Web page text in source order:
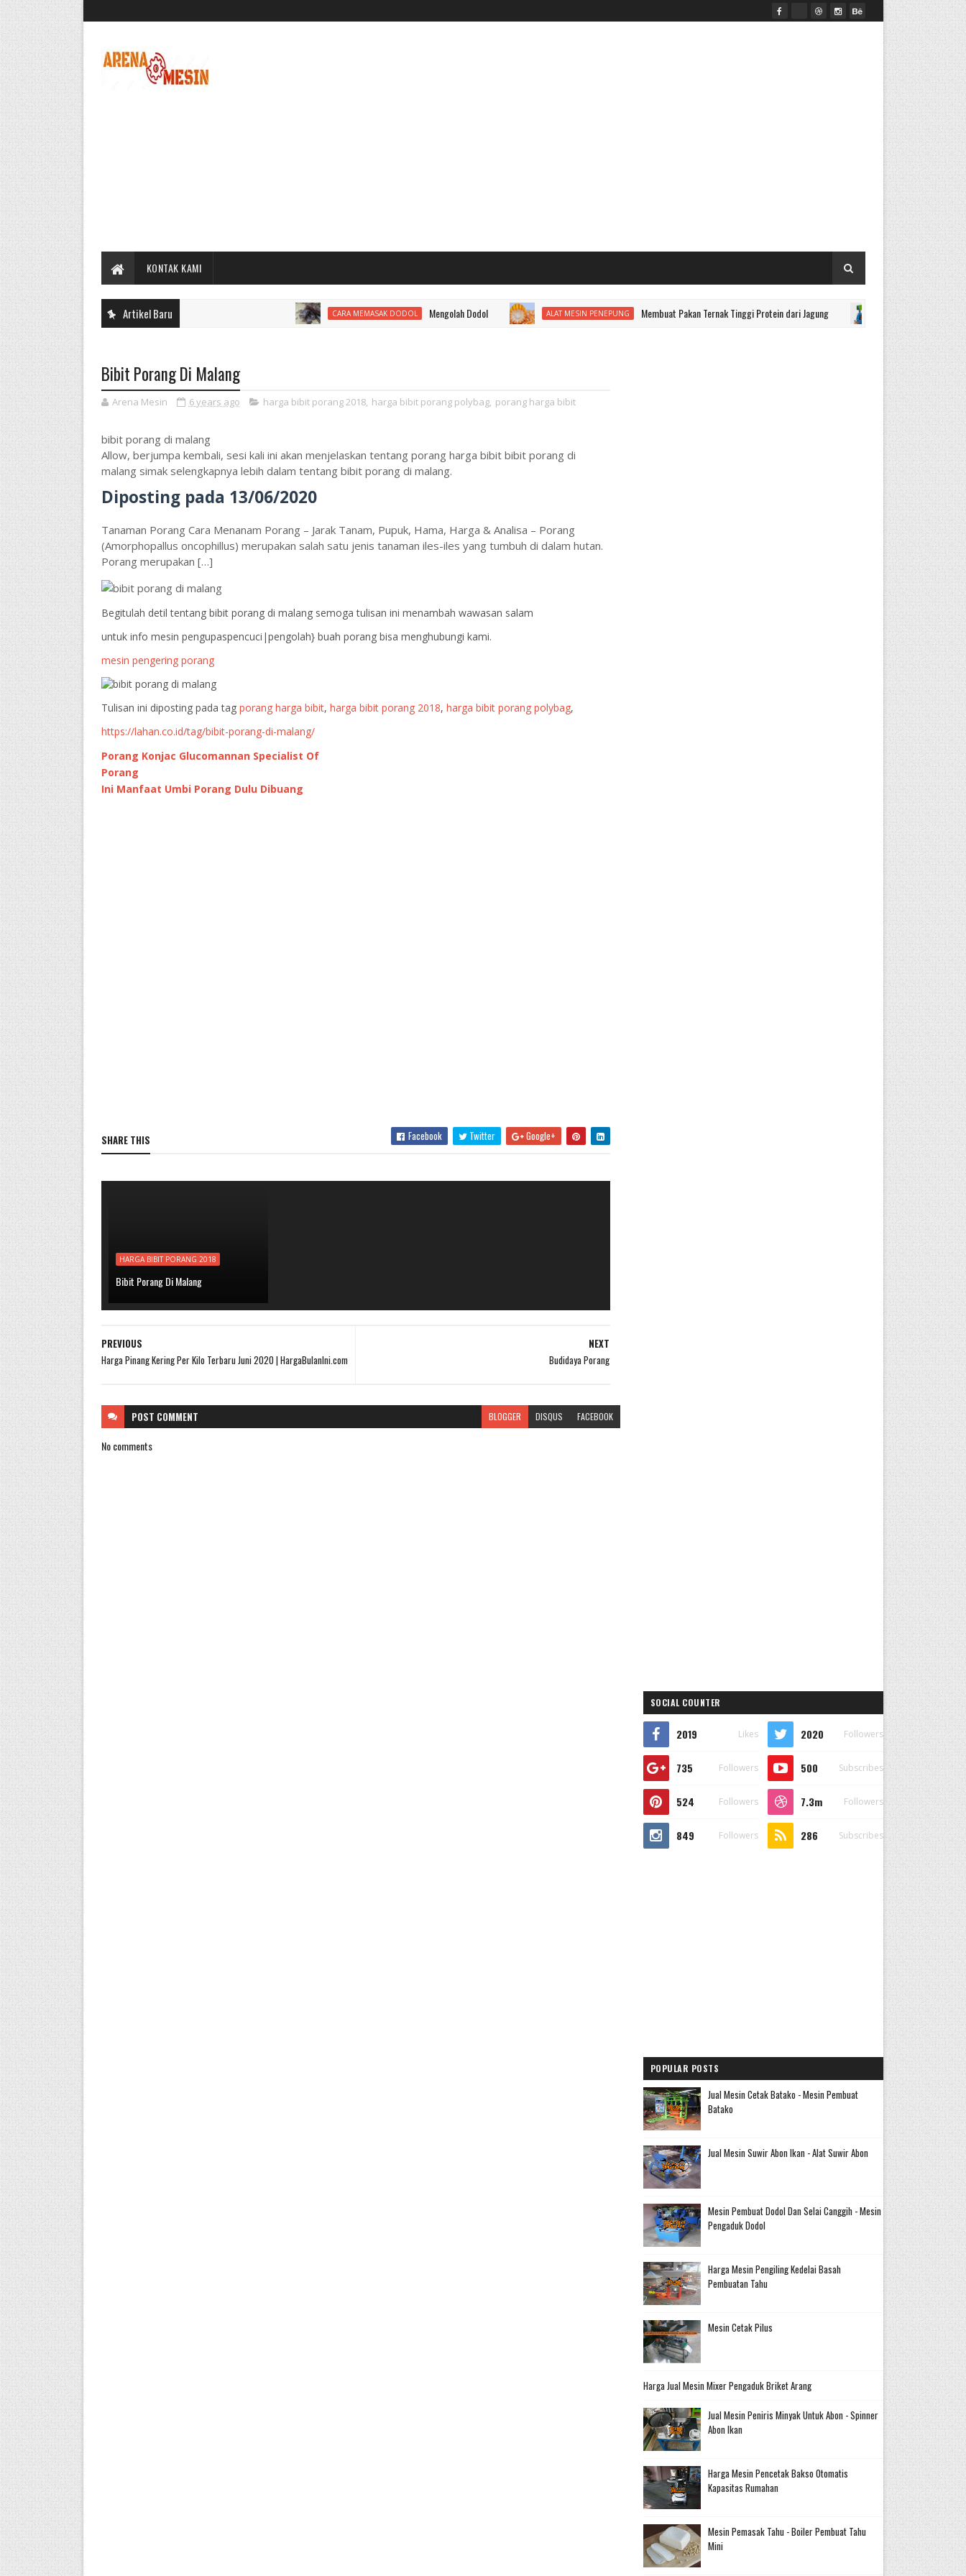
KONTAK KAMI
Artikel Baru CARA MEMASAK DODOL Mengolah Dodol ALAT MESIN PENEPUNG Membuat Pakan Ternak Tinggi Protein dari Jagung BUAH MARKISA Mesin
Bibit Porang Di Malang
Arena Mesin 6 years ago harga bibit porang 2018, harga bibit porang polybag, porang harga bibit
bibit porang di malang
Allow, berjumpa kembali, sesi kali ini akan menjelaskan tentang porang harga bibit bibit porang di
malang simak selengkapnya lebih dalam tentang bibit porang di malang.
Diposting pada 13/06/2020
Tanaman Porang Cara Menanam Porang – Jarak Tanam, Pupuk, Hama, Harga & Analisa – Porang
(Amorphopallus oncophillus) merupakan salah satu jenis tanaman iles-iles yang tumbuh di dalam hutan.
Porang merupakan […]
Begitulah detil tentang bibit porang di malang semoga tulisan ini menambah wawasan salam
untuk info mesin pengupaspencuci|pengolah} buah porang bisa menghubungi kami.
mesin pengering porang
Tulisan ini diposting pada tag porang harga bibit, harga bibit porang 2018, harga bibit porang polybag,
https://lahan.co.id/tag/bibit-porang-di-malang/
Porang Konjac Glucomannan Specialist Of
Porang
Ini Manfaat Umbi Porang Dulu Dibuang
SHARE THIS Facebook Twitter Google+
HARGA BIBIT PORANG 2018
Bibit Porang Di Malang
NEXT
Budidaya Porang
PREVIOUS
Harga Pinang Kering Per Kilo Terbaru Juni 2020 | HargaBulanIni.com
POST COMMENT BLOGGER DISQUS FACEBOOK
No comments
SOCIAL COUNTER
2019 Likes 2020 Followers
735 Followers 500 Subscribes
524 Followers 7.3m Followers
849 Followers 286 Subscribes
POPULAR POSTS
Jual Mesin Cetak Batako - Mesin Pembuat
Batako
Jual Mesin Suwir Abon Ikan - Alat Suwir Abon
Mesin Pembuat Dodol Dan Selai Canggih - Mesin
Pengaduk Dodol
Harga Mesin Pengiling Kedelai Basah
Pembuatan Tahu
Mesin Cetak Pilus
Harga Jual Mesin Mixer Pengaduk Briket Arang
Jual Mesin Peniris Minyak Untuk Abon - Spinner
Abon Ikan
Harga Mesin Pencetak Bakso Otomatis
Kapasitas Rumahan
Mesin Pemasak Tahu - Boiler Pembuat Tahu
Mini